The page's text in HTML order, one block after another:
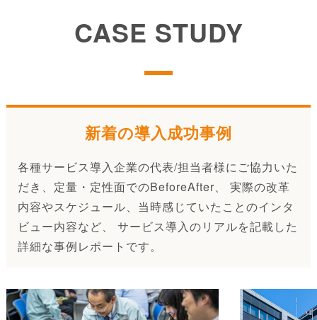
CASE STUDY
新着の導入成功事例
各種サービス導入企業の代表/担当者様にご協力いた
だき、定量・定性面でのBeforeAfter、 実際の改革
内容やスケジュール、当時感じていたことのインタ
ビュー内容など、 サービス導入のリアルを記載した
詳細な事例レポートです。